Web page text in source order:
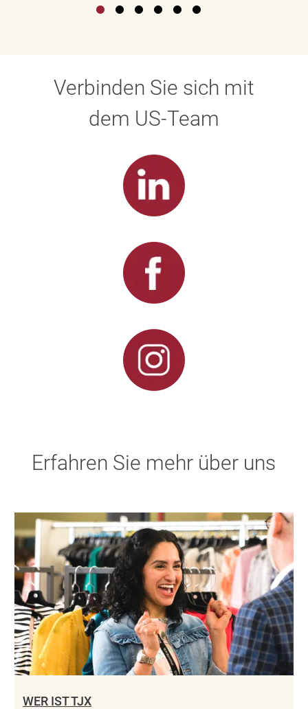
Verbinden Sie sich mit
dem US-Team
Erfahren Sie mehr über uns
WER IST TJX